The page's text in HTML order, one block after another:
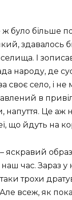
було більше
здавалось
селища. І
народу, де
своє село, і не
в
напуття. Це аж
що йдуть на
яскравий
час. Зараз у
трохи
всеж, як